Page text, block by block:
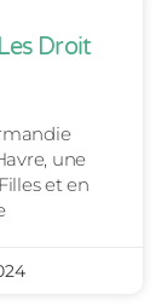
Droit
une
et en